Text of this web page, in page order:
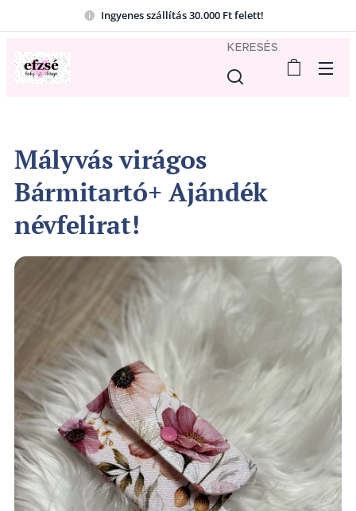
Ingyenes szállítás 30.000 Ft felett!
KERESÉS
Mályvás virágos
Bármitartó+ Ajándék
névfelirat!